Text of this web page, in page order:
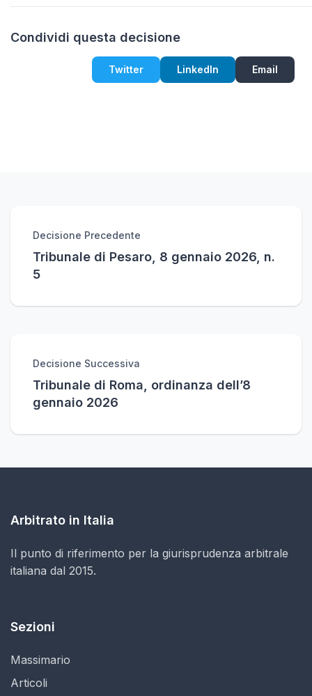
Condividi questa decisione
Twitter LinkedIn Email
Decisione Precedente
Tribunale di Pesaro, 8 gennaio 2026, n.
5
Decisione Successiva
Tribunale di Roma, ordinanza dell’8
gennaio 2026
Arbitrato in Italia
Il punto di riferimento per la giurisprudenza arbitrale
italiana dal 2015.
Sezioni
Massimario
Articoli